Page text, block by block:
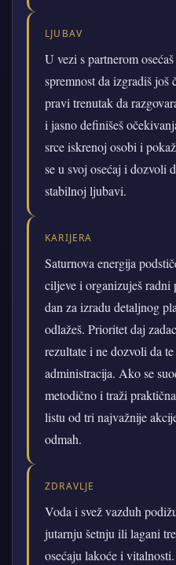
LJUBAV
U vezi s partnerom
spremnost da izgradiš još
pravi trenutak da
i jasno definišeš
srce iskrenoj osobi i
se u svoj osećaj i dozvoli
stabilnoj ljubavi.
KARIJERA
Saturnova energija
ciljeve i organizuješ radni
dan za izradu detaljnog
odlažeš. Prioritet daj
rezultate i ne dozvoli da
administracija. Ako se
metodično i traži
listu od tri najvažnije
odmah.
ZDRAVLJE
Voda i svež vazduh
jutarnju šetnju ili lagani
osećaju lakoće i